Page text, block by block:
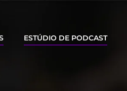
ESTÚDIO DE PODCAST